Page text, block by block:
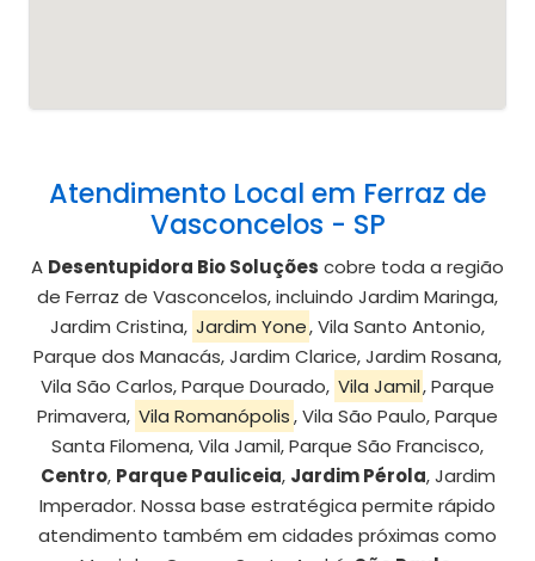
Atendimento Local em Ferraz de
Vasconcelos - SP
A Desentupidora Bio Soluções cobre toda a região
de Ferraz de Vasconcelos, incluindo Jardim Maringa,
Jardim Cristina, Jardim Yone, Vila Santo Antonio,
Parque dos Manacás, Jardim Clarice, Jardim Rosana,
Vila São Carlos, Parque Dourado, Vila Jamil, Parque
Primavera, Vila Romanópolis, Vila São Paulo, Parque
Santa Filomena, Vila Jamil, Parque São Francisco,
Centro, Parque Pauliceia, Jardim Pérola, Jardim
Imperador. Nossa base estratégica permite rápido
atendimento também em cidades próximas como